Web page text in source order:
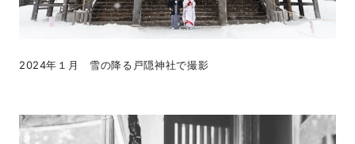
2024年１月 雪の降る戸隠神社で撮影